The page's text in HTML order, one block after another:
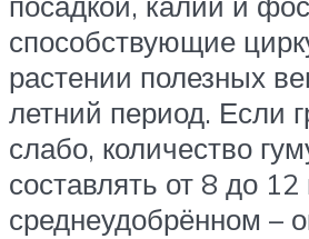
способствующие
растении полезных
летний период. Если
слабо, количество
составлять от 8 до
среднеудобрённом –